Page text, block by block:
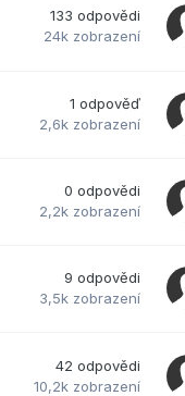
133 odpovědi
24k zobrazení
1 odpověď
2,6k zobrazení
0 odpovědi
2,2k zobrazení
9 odpovědi
3,5k zobrazení
42 odpovědi
10,2k zobrazení